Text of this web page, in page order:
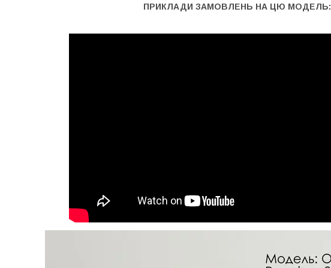
ПРИКЛАДИ ЗАМОВЛЕНЬ НА ЦЮ МОДЕЛЬ: